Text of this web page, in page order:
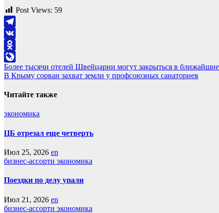
Post Views: 59
Telegram
VK
Odnoklassniki
LiveJournal
Навигация
по
записям
Более тысячи отелей Швейцарии могут закрыться в
В Крыму сорван захват земли у профсоюзных санаториев
Читайте также
экономика
ЦБ отрезал еще четверть
Июл 25, 2026 en
бизнес-ассорти экономика
Поездки по делу упали
Июл 21, 2026 en
бизнес-ассорти экономика